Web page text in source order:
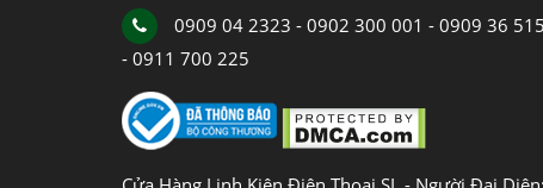
0909 04 2323 - 0902 300 001 - 0909 36
- 0911 700 225